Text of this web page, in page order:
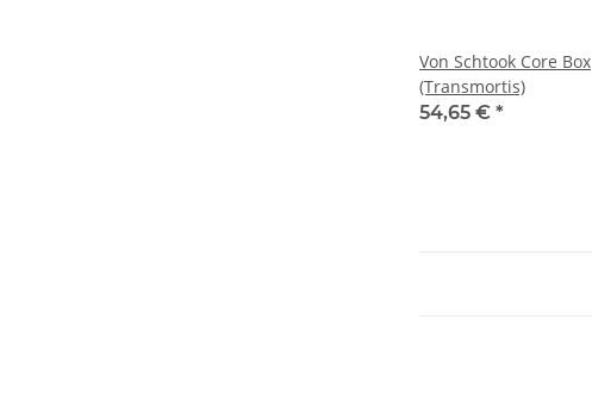
Von Schtook Core Box
(Transmortis)
54,65 € *